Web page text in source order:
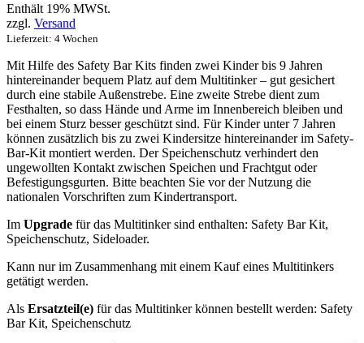
Enthält 19% MWSt.
zzgl. Versand
Lieferzeit: 4 Wochen
Mit Hilfe des Safety Bar Kits finden zwei Kinder bis 9 Jahren
hintereinander bequem Platz auf dem Multitinker – gut gesichert
durch eine stabile Außenstrebe. Eine zweite Strebe dient zum
Festhalten, so dass Hände und Arme im Innenbereich bleiben und
bei einem Sturz besser geschützt sind. Für Kinder unter 7 Jahren
können zusätzlich bis zu zwei Kindersitze hintereinander im Safety-
Bar-Kit montiert werden. Der Speichenschutz verhindert den
ungewollten Kontakt zwischen Speichen und Frachtgut oder
Befestigungsgurten. Bitte beachten Sie vor der Nutzung die
nationalen Vorschriften zum Kindertransport.
Im Upgrade für das Multitinker sind enthalten: Safety Bar Kit,
Speichenschutz, Sideloader.
Kann nur im Zusammenhang mit einem Kauf eines Multitinkers
getätigt werden.
Als Ersatzteil(e) für das Multitinker können bestellt werden: Safety
Bar Kit, Speichenschutz